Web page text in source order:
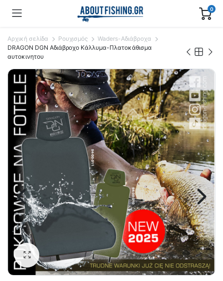
0
Αρχική σελίδα Ρουχισμός
Waders-Αδιάβροχα
DRAGON DGN Aδιάβροχο Κάλλυμα-Πλατοκάθισμα
αυτοκινητου